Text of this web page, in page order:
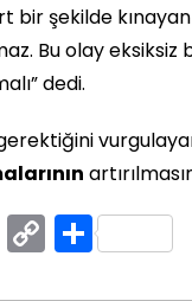
bir şekilde
Bu olay eksiksiz
dedi.
EmailCopy
Share